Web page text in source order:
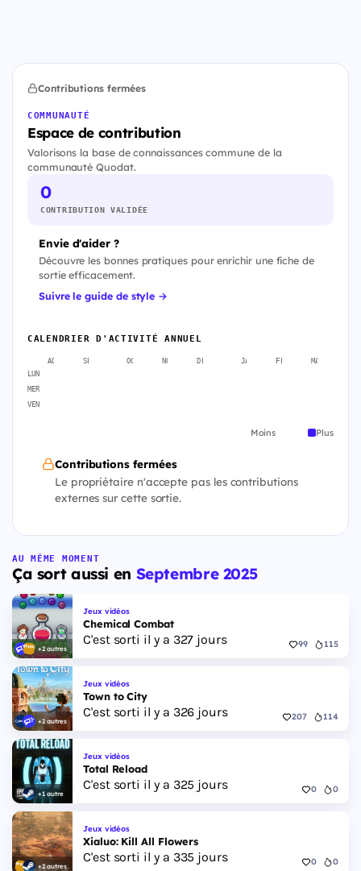
Contributions fermées
COMMUNAUTÉ
Espace de contribution
Valorisons la base de connaissances commune de la
communauté Quodat.
0
CONTRIBUTION VALIDÉE
Envie d'aider ?
Découvre les bonnes pratiques pour enrichir une fiche de
sortie efficacement.
Suivre le guide de style →
CALENDRIER D'ACTIVITÉ ANNUEL
AOÛT SEPT. OCT. NOV. DÉC. JANV. FÉVR. MARS
LUN
MER
VEN
Moins Plus
Contributions fermées
Le propriétaire n'accepte pas les contributions
externes sur cette sortie.
AU MÊME MOMENT
Ça sort aussi en Septembre 2025
+2 autres
Jeux vidéos
Chemical Combat
C'est sorti il y a 327 jours 99 115
+2 autres
Jeux vidéos
Town to City
C'est sorti il y a 326 jours 207 114
+1 autre
Jeux vidéos
Total Reload
C'est sorti il y a 325 jours 0 0
+2 autres
Jeux vidéos
Xialuo: Kill All Flowers
C'est sorti il y a 335 jours 0 0